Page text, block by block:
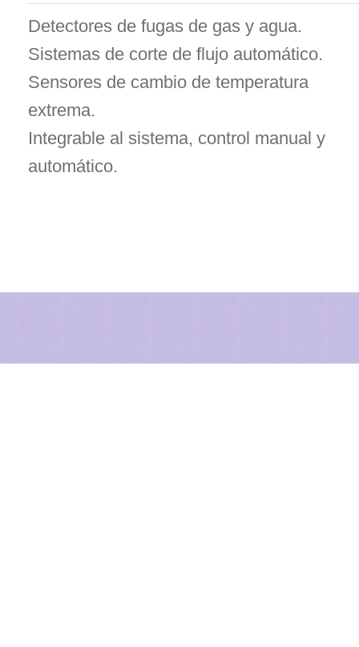
Detectores de fugas de gas y agua.
Sistemas de corte de flujo automático.
Sensores de cambio de temperatura
extrema.
Integrable al sistema, control manual y
automático.